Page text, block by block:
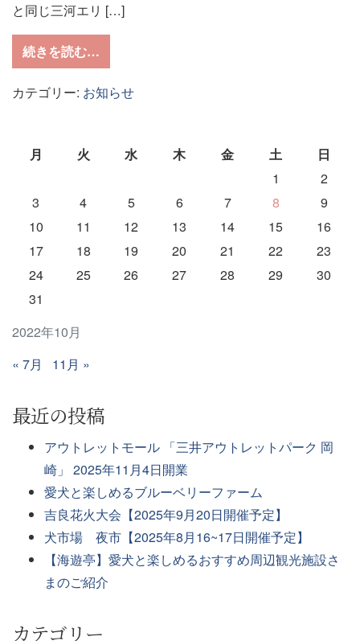
と同じ三河エリ […]
続きを読む…
カテゴリー: お知らせ
2022年10月
月 火 水 木 金 土
日
1
2
3
4 5 6 7 8
9
10
11 12 13 14 15
16
17
18 19 20 21 22
23
24
25 26 27 28 29
30
31
« 7月 11月 »
最近の投稿
アウトレットモール 「三井アウトレットパーク 岡
崎」 2025年11月4日開業
愛犬と楽しめるブルーベリーファーム
吉良花火大会【2025年9月20日開催予定】
犬市場 夜市【2025年8月16~17日開催予定】
【海遊亭】愛犬と楽しめるおすすめ周辺観光施設さ
まのご紹介
カテゴリー